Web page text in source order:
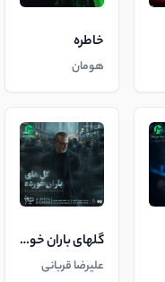
خاطره
هومان
گلهای باران خورده
علیرضا قربانی